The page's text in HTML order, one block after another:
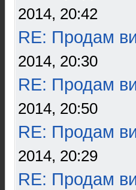
2014, 20:42
RE: Продам
2014, 20:30
RE: Продам
2014, 20:50
RE: Продам
2014, 20:29
RE: Продам